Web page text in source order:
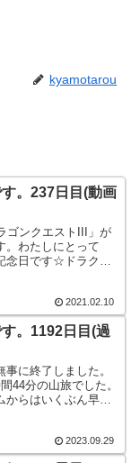
kyamotarou
。237日目(動画
ゴンクエストIII」が
。わたしにとって
念日です☆ドラクエ
”のパルプンテ連発に
2021.02.10
。1192日目(過
事に終了しました。
44分の山旅でした。
らはいくぶん早い
れませんね☆ブログ
に！そんなこんな
2023.09.29